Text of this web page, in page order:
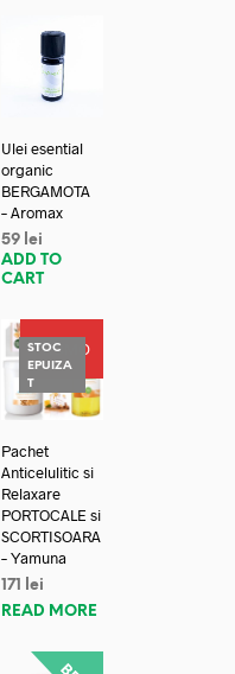
Ulei esential
organic
BERGAMOTA
– Aromax
59 lei
ADD TO
CART
PROMO
STOC
EPUIZA
T
Pachet
Anticelulitic si
Relaxare
PORTOCALE si
SCORTISOARA
– Yamuna
171
lei
READ MORE